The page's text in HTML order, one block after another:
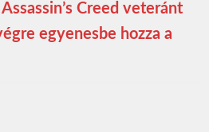
Creed veteránt
egyenesbe hozza a